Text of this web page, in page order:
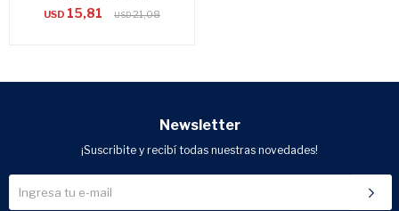
USD 15,81 USD21,08
Newsletter
¡Suscribite y recibí todas nuestras novedades!